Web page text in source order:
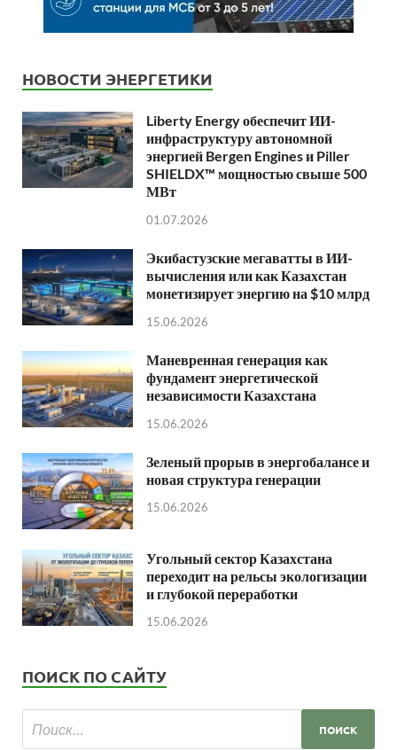
НОВОСТИ ЭНЕРГЕТИКИ
Liberty Energy обеспечит ИИ-
инфраструктуру автономной
энергией Bergen Engines и Piller
SHIELDX™ мощностью свыше 500
МВт
01.07.2026
Экибастузские мегаватты в ИИ-
вычисления или как Казахстан
монетизирует энергию на $10 млрд
15.06.2026
Маневренная генерация как
фундамент энергетической
независимости Казахстана
15.06.2026
Зеленый прорыв в энергобалансе и
новая структура генерации
15.06.2026
Угольный сектор Казахстана
переходит на рельсы экологизации
и глубокой переработки
15.06.2026
ПОИСК ПО САЙТУ